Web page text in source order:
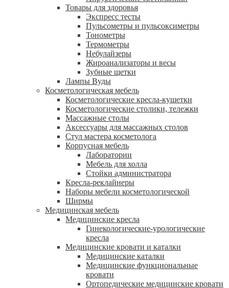
Товары для здоровья
Экспресс тесты
Пульсометры и пульсоксиметры
Тонометры
Термометры
Небулайзеры
Жироанализаторы и весы
Зубные щетки
Лампы Вуды
Косметологическая мебель
Косметологические кресла-кушетки
Косметологические столики, тележки
Массажные столы
Аксессуары для массажных столов
Стул мастера косметолога
Корпусная мебель
Лаборатории
Мебель для холла
Стойки администратора
Кресла-реклайнеры
Наборы мебели косметологической
Ширмы
Медицинская мебель
Медицинские кресла
Гинекологические-урологические
кресла
Медицинские кровати и каталки
Медицинские каталки
Медицинские функциональные
кровати
Ортопедические медицинские кровати